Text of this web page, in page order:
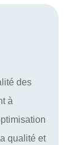
des
à
qualité et